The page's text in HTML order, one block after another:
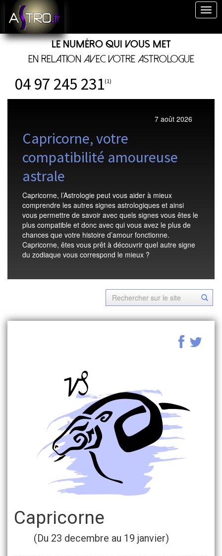
Le numéro qui vous met
en relation avec votre astrologue
04 97 245 231(1)
7 août 2026
Capricorne, votre
compatibilité amoureuse
astrale
Capricorne, l’Astrologie peut vous aider à mieux
comprendre les autres signes astrologiques et ainsi
vous permettre de savoir avec quels signes vous êtes le
plus compatible et donc avec qui vous avez le plus de
chances que votre histoire d’amour fonctionne.
Capricorne, êtes vous prêt à découvrir quel autre signe
du zodiaque vous correspond le mieux ?
Capricorne
(Du 23 decembre au 19 janvier)